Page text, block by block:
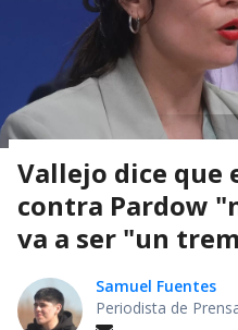
Vallejo dice que
contra Pardow
va a ser "un
Samuel Fuentes
Periodista de